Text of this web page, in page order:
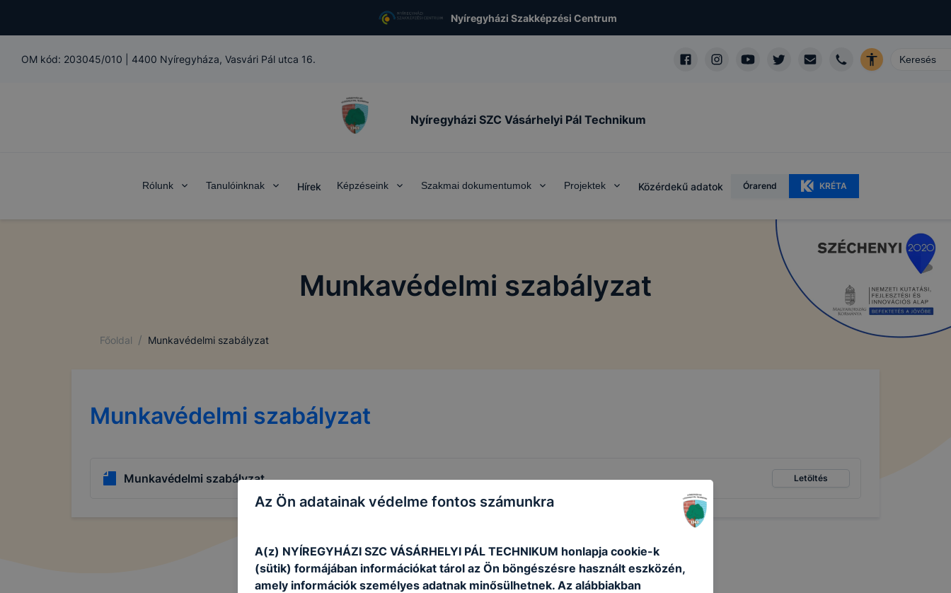
Nyíregyházi Szakképzési Centrum
OM kód: 203045/010 4400 Nyíregyháza, Vasvári Pál utca 16.
Nyíregyházi SZC Vásárhelyi Pál Technikum
Rólunk Tanulóinknak Hírek Képzéseink Szakmai dokumentumok Projektek Közérdekű adatok Órarend KRÉTA
Munkavédelmi szabályzat
Főoldal / Munkavédelmi szabályzat
Munkavédelmi szabályzat
Munkavédelmi szabályzat Letöltés
Az Ön adatainak védelme fontos számunkra
A(z) NYÍREGYHÁZI SZC VÁSÁRHELYI PÁL TECHNIKUM honlapja cookie-k
(sütik) formájában információkat tárol az Ön böngészésre használt eszközén,
amely információk személyes adatnak minősülhetnek. Az alábbiakban